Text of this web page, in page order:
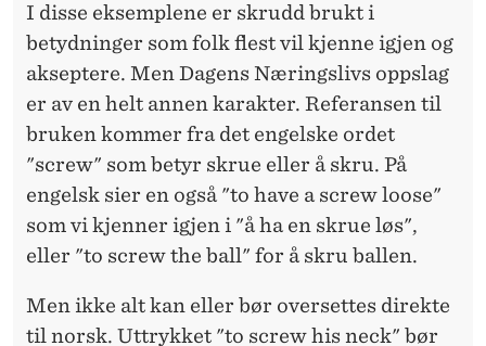
I disse eksemplene er skrudd brukt i
betydninger som folk flest vil kjenne igjen og
akseptere. Men Dagens Næringslivs oppslag
er av en helt annen karakter. Referansen til
bruken kommer fra det engelske ordet
"screw" som betyr skrue eller å skru. På
engelsk sier en også "to have a screw loose"
som vi kjenner igjen i "å ha en skrue løs",
eller "to screw the ball" for å skru ballen.
Men ikke alt kan eller bør oversettes direkte
til norsk. Uttrykket "to screw his neck" bør